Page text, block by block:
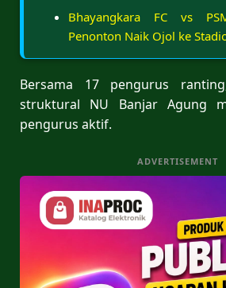
Bhayangkara FC vs
Penonton Naik Ojol ke
Bersama 17 pengurus
struktural NU Banjar Agung
pengurus aktif.
ADVERTISEMENT